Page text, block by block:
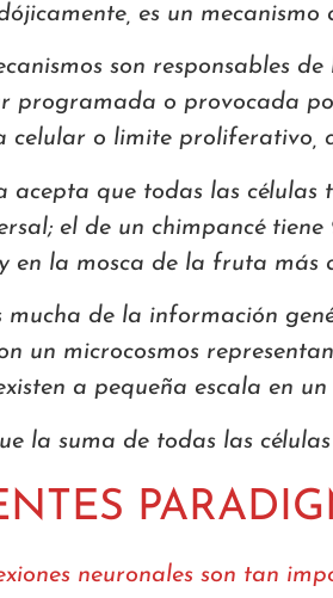
es un mecanismo
son responsables
programada o provocada
celular o limite proliferativo,
acepta que todas las células
el de un chimpancé
en la mosca de la fruta más
mucha de la información
un microcosmos
a pequeña escala en
la suma de todas las
neuronales son tan